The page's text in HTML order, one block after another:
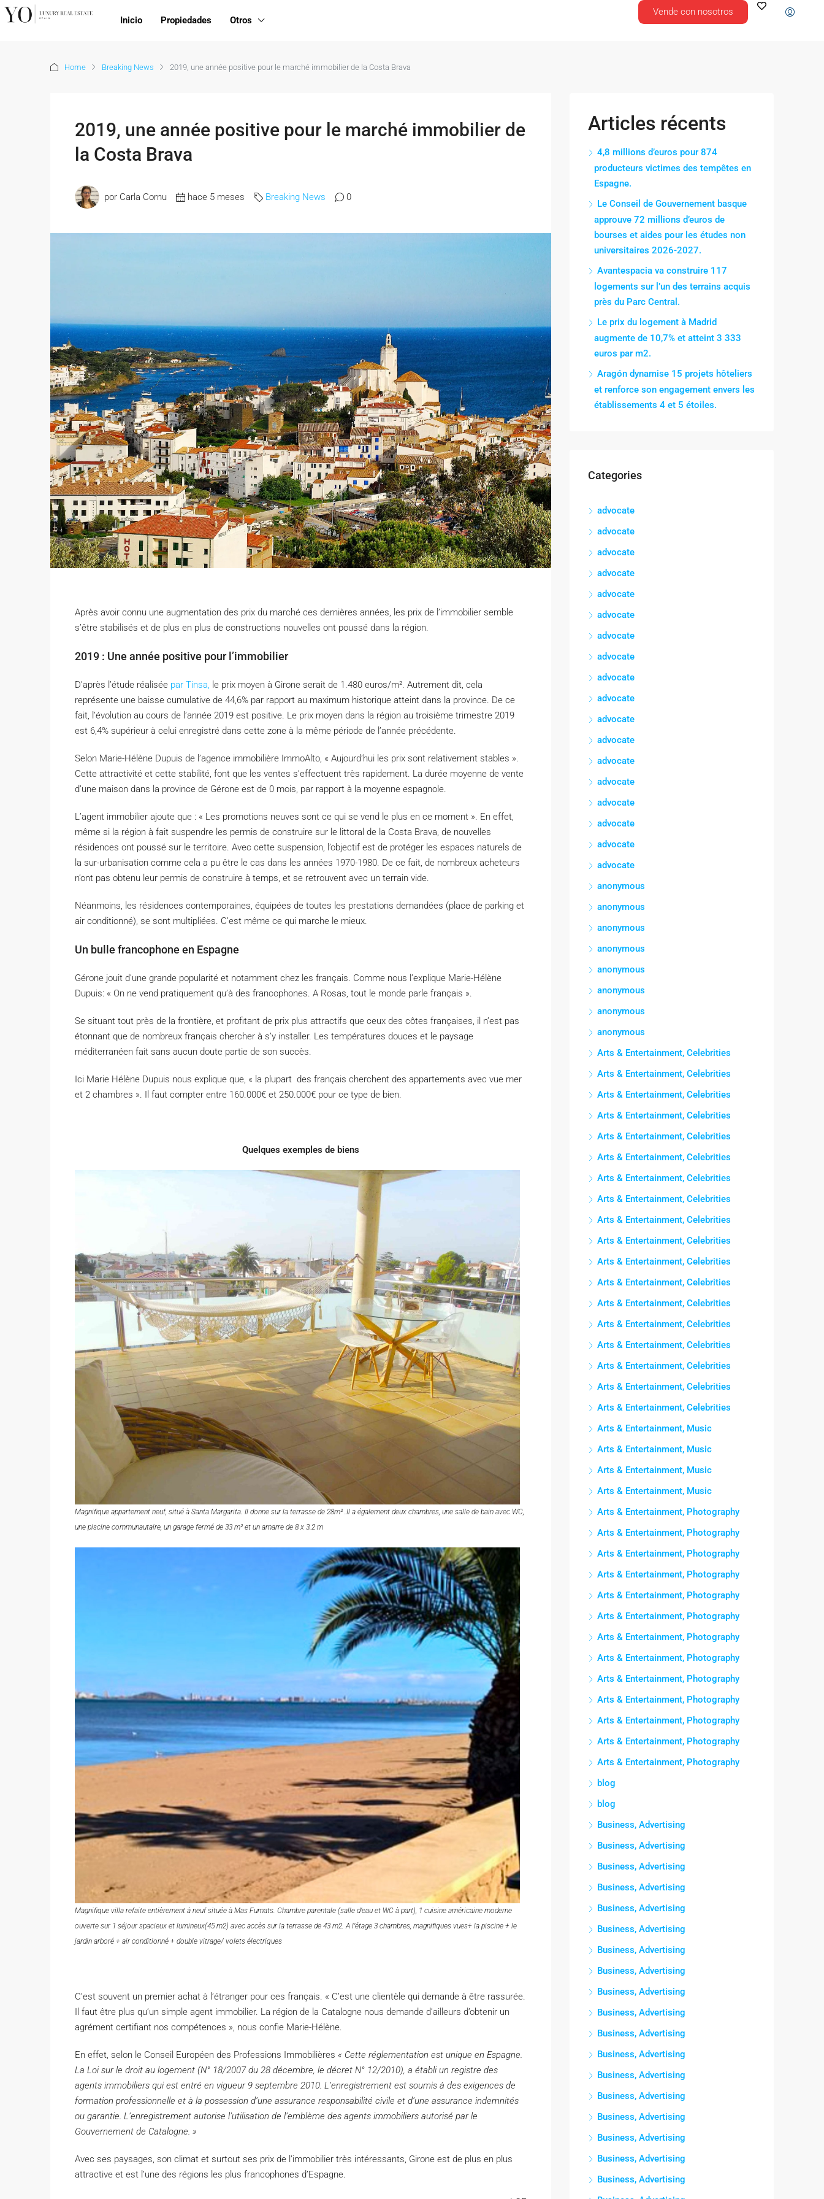
Inicio Propiedades Otros
Vende con nosotros
Home Breaking News 2019, une année positive pour le marché immobilier de la Costa Brava
2019, une année positive pour le marché immobilier de
la Costa Brava
por Carla Cornu hace 5 meses Breaking News 0
Après avoir connu une augmentation des prix du marché ces dernières années, les prix de l’immobilier semble
s’être stabilisés et de plus en plus de constructions nouvelles ont poussé dans la région.
2019 : Une année positive pour l’immobilier
D’après l’étude réalisée par Tinsa, le prix moyen à Girone serait de 1.480 euros/m². Autrement dit, cela
représente une baisse cumulative de 44,6% par rapport au maximum historique atteint dans la province. De ce
fait, l’évolution au cours de l’année 2019 est positive. Le prix moyen dans la région au troisième trimestre 2019
est 6,4% supérieur à celui enregistré dans cette zone à la même période de l’année précédente.
Selon Marie-Hélène Dupuis de l’agence immobilière ImmoAlto, « Aujourd’hui les prix sont relativement stables ».
Cette attractivité et cette stabilité, font que les ventes s’effectuent très rapidement. La durée moyenne de vente
d’une maison dans la province de Gérone est de 0 mois, par rapport à la moyenne espagnole.
L’agent immobilier ajoute que : « Les promotions neuves sont ce qui se vend le plus en ce moment ». En effet,
même si la région à fait suspendre les permis de construire sur le littoral de la Costa Brava, de nouvelles
résidences ont poussé sur le territoire. Avec cette suspension, l’objectif est de protéger les espaces naturels de
la sur-urbanisation comme cela a pu être le cas dans les années 1970-1980. De ce fait, de nombreux acheteurs
n’ont pas obtenu leur permis de construire à temps, et se retrouvent avec un terrain vide.
Néanmoins, les résidences contemporaines, équipées de toutes les prestations demandées (place de parking et
air conditionné), se sont multipliées. C’est même ce qui marche le mieux.
Un bulle francophone en Espagne
Gérone jouit d’une grande popularité et notamment chez les français. Comme nous l’explique Marie-Hélène
Dupuis: « On ne vend pratiquement qu’à des francophones. A Rosas, tout le monde parle français ».
Se situant tout près de la frontière, et profitant de prix plus attractifs que ceux des côtes françaises, il n’est pas
étonnant que de nombreux français chercher à s’y installer. Les températures douces et le paysage
méditerranéen fait sans aucun doute partie de son succès.
Ici Marie Hélène Dupuis nous explique que, « la plupart des français cherchent des appartements avec vue mer
et 2 chambres ». Il faut compter entre 160.000€ et 250.000€ pour ce type de bien.
Quelques exemples de biens
Magnifique appartement neuf, situé à Santa Margarita. Il donne sur la terrasse de 28m² .Il a également deux chambres, une salle de bain avec WC,
une piscine communautaire, un garage fermé de 33 m² et un amarre de 8 x 3.2 m
Magnifique villa refaite entièrement à neuf située à Mas Fumats. Chambre parentale (salle d’eau et WC à part), 1 cuisine américaine moderne
ouverte sur 1 séjour spacieux et lumineux(45 m2) avec accès sur la terrasse de 43 m2. A l’étage 3 chambres, magnifiques vues+ la piscine + le
jardin arboré + air conditionné + double vitrage/ volets électriques
C’est souvent un premier achat à l’étranger pour ces français. « C’est une clientèle qui demande à être rassurée.
Il faut être plus qu’un simple agent immobilier. La région de la Catalogne nous demande d’ailleurs d’obtenir un
agrément certifiant nos compétences », nous confie Marie-Hélène.
En effet, selon le Conseil Européen des Professions Immobilières « Cette réglementation est unique en Espagne.
La Loi sur le droit au logement (N° 18/2007 du 28 décembre, le décret N° 12/2010), a établi un registre des
agents immobiliers qui est entré en vigueur 9 septembre 2010. L’enregistrement est soumis à des exigences de
formation professionnelle et à la possession d’une assurance responsabilité civile et d’une assurance indemnités
ou garantie. L’enregistrement autorise l’utilisation de l’emblème des agents immobiliers autorisé par le
Gouvernement de Catalogne. »
Avec ses paysages, son climat et surtout ses prix de l’immobilier très intéressants, Girone est de plus en plus
attractive et est l’une des régions les plus francophones d’Espagne.
Articles récents
4,8 millions d’euros pour 874
producteurs victimes des tempêtes en
Espagne.
Le Conseil de Gouvernement basque
approuve 72 millions d’euros de
bourses et aides pour les études non
universitaires 2026-2027.
Avantespacia va construire 117
logements sur l’un des terrains acquis
près du Parc Central.
Le prix du logement à Madrid
augmente de 10,7% et atteint 3 333
euros par m2.
Aragón dynamise 15 projets hôteliers
et renforce son engagement envers les
établissements 4 et 5 étoiles.
Categories
advocate
advocate
advocate
advocate
advocate
advocate
advocate
advocate
advocate
advocate
advocate
advocate
advocate
advocate
advocate
advocate
advocate
advocate
anonymous
anonymous
anonymous
anonymous
anonymous
anonymous
anonymous
anonymous
Arts & Entertainment, Celebrities
Arts & Entertainment, Celebrities
Arts & Entertainment, Celebrities
Arts & Entertainment, Celebrities
Arts & Entertainment, Celebrities
Arts & Entertainment, Celebrities
Arts & Entertainment, Celebrities
Arts & Entertainment, Celebrities
Arts & Entertainment, Celebrities
Arts & Entertainment, Celebrities
Arts & Entertainment, Celebrities
Arts & Entertainment, Celebrities
Arts & Entertainment, Celebrities
Arts & Entertainment, Celebrities
Arts & Entertainment, Celebrities
Arts & Entertainment, Celebrities
Arts & Entertainment, Celebrities
Arts & Entertainment, Celebrities
Arts & Entertainment, Music
Arts & Entertainment, Music
Arts & Entertainment, Music
Arts & Entertainment, Music
Arts & Entertainment, Photography
Arts & Entertainment, Photography
Arts & Entertainment, Photography
Arts & Entertainment, Photography
Arts & Entertainment, Photography
Arts & Entertainment, Photography
Arts & Entertainment, Photography
Arts & Entertainment, Photography
Arts & Entertainment, Photography
Arts & Entertainment, Photography
Arts & Entertainment, Photography
Arts & Entertainment, Photography
Arts & Entertainment, Photography
blog
blog
Business, Advertising
Business, Advertising
Business, Advertising
Business, Advertising
Business, Advertising
Business, Advertising
Business, Advertising
Business, Advertising
Business, Advertising
Business, Advertising
Business, Advertising
Business, Advertising
Business, Advertising
Business, Advertising
Business, Advertising
Business, Advertising
Business, Advertising
Business, Advertising